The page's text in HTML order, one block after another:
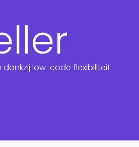
low-code flexibiliteit